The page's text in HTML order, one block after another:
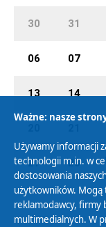
30 31
06 07
13 14
27 28
Ważne: nasze
Używamy informacji
technologii m.in. w
dostosowania
użytkowników. Mogą
reklamodawcy, firmy
multimedialnych. W